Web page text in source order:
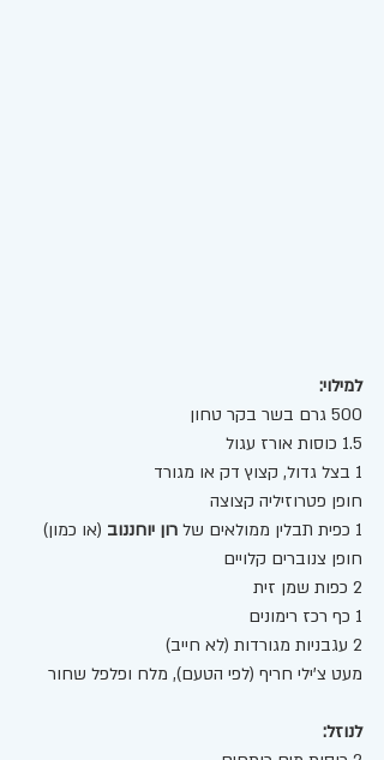
למילוי:
500 גרם בשר בקר טחון
1.5 כוסות אורז עגול
1 בצל גדול, קצוץ דק או מגורד
חופן פטרוזיליה קצוצה
1 כפית תבלין ממולאים של
רון יוחננוב (או כמון)
חופן צנוברים קלויים
2 כפות שמן זית
1 כף רכז רימונים
2 עגבניות מגורדות (לא חייב)
מעט צ'ילי חריף (לפי הטעם), מלח ופלפל שחור
לנוזל: